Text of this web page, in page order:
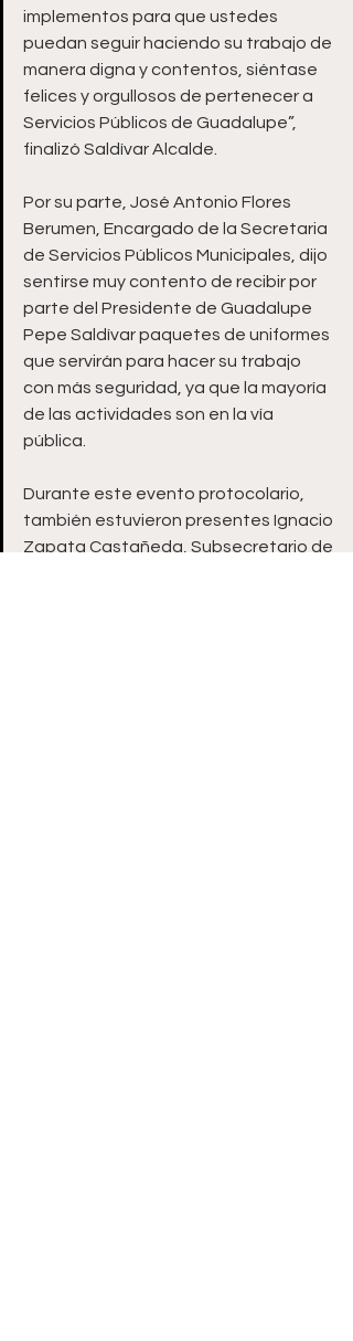
implementos para que ustedes
puedan seguir haciendo su trabajo de
manera digna y contentos, siéntase
felices y orgullosos de pertenecer a
Servicios Públicos de Guadalupe”,
finalizó Saldívar Alcalde.
Por su parte, José Antonio Flores
Berumen, Encargado de la Secretaria
de Servicios Públicos Municipales, dijo
sentirse muy contento de recibir por
parte del Presidente de Guadalupe
Pepe Saldívar paquetes de uniformes
que servirán para hacer su trabajo
con más seguridad, ya que la mayoría
de las actividades son en la vía
pública.
Durante este evento protocolario,
también estuvieron presentes Ignacio
Zapata Castañeda, Subsecretario de